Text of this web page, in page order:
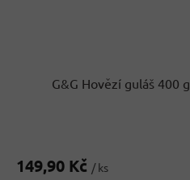
G&G Hovězí guláš 400 g
149,90 Kč / ks